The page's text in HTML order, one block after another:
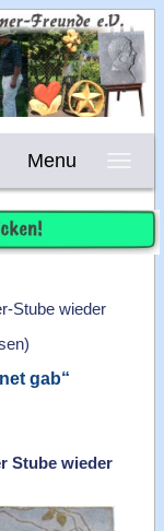
Menu
Stube wieder
)
gab“
Stube wieder